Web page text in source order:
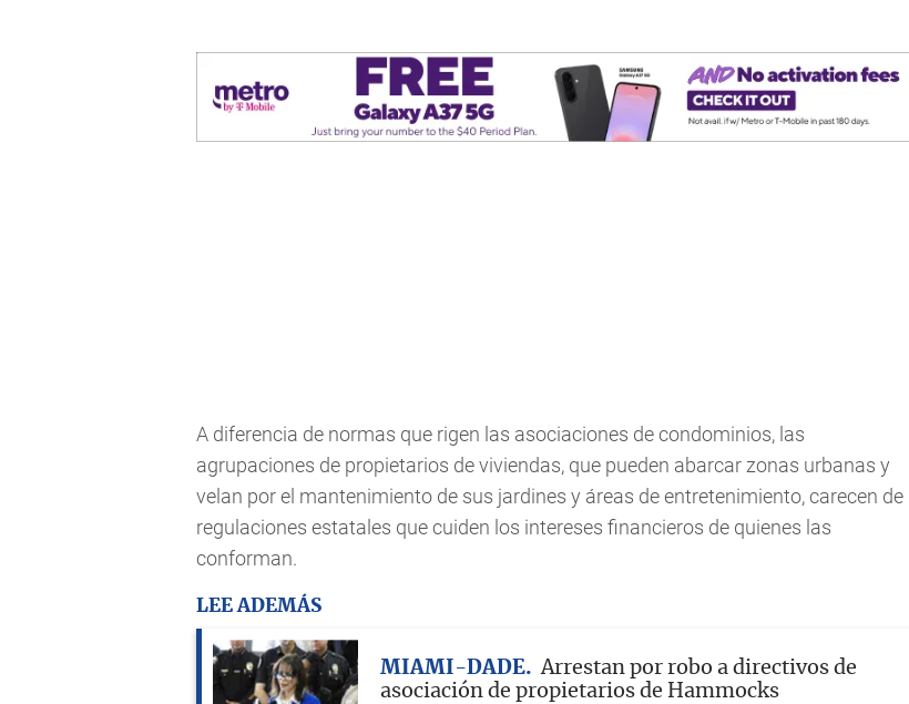
A diferencia de normas que rigen las asociaciones de condominios, las
agrupaciones de propietarios de viviendas, que pueden abarcar zonas urbanas y
velan por el mantenimiento de sus jardines y áreas de entretenimiento, carecen de
regulaciones estatales que cuiden los intereses financieros de quienes las
conforman.
LEE ADEMÁS
MIAMI-DADE
Arrestan por robo a directivos de
asociación de propietarios de Hammocks